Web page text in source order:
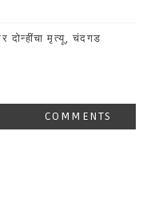
दोन्हींचा मृत्यू, चंदगड
COMMENTS